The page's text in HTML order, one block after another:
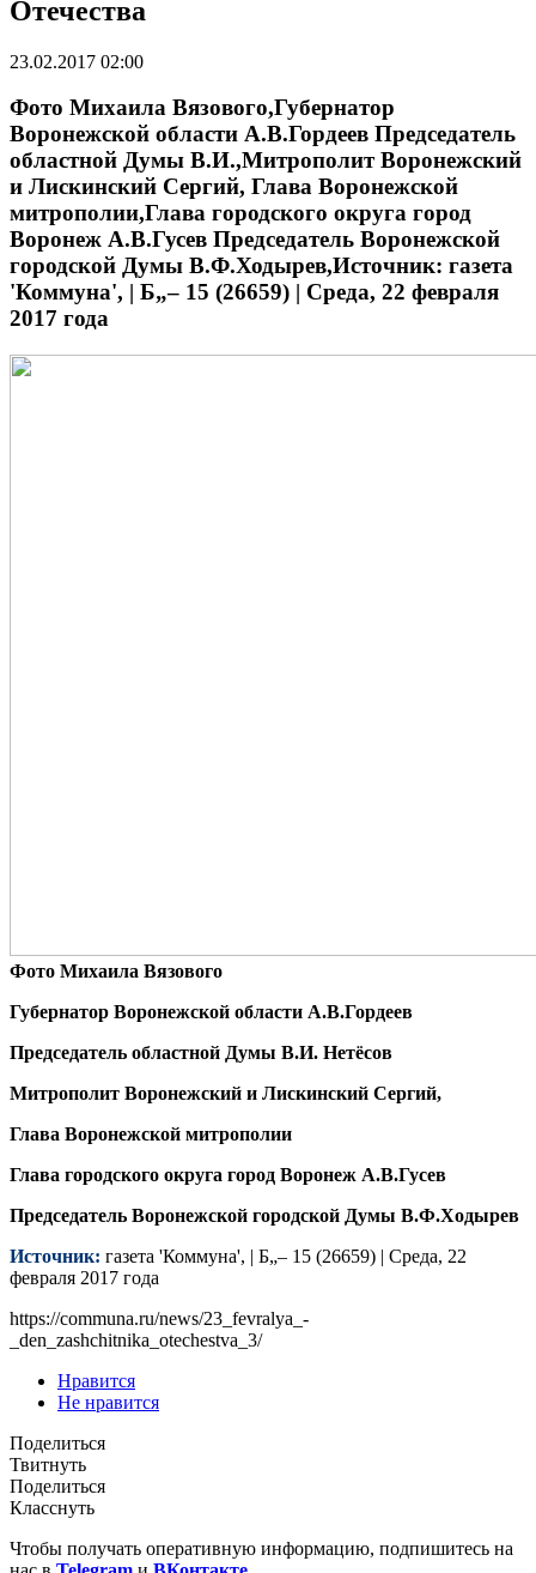
Отечества
23.02.2017 02:00
Фото Михаила Вязового,Губернатор
Воронежской области А.В.Гордеев Председатель
областной Думы В.И.,Митрополит Воронежский
и Лискинский Сергий, Глава Воронежской
митрополии,Глава городского округа город
Воронеж А.В.Гусев Председатель Воронежской
городской Думы В.Ф.Ходырев,Источник: газета
'Коммуна', | Б„– 15 (26659) | Среда, 22 февраля
2017 года
Фото Михаила Вязового
Губернатор Воронежской области А.В.Гордеев
Председатель областной Думы В.И. Нетёсов
Митрополит Воронежский и Лискинский Сергий,
Глава Воронежской митрополии
Глава городского округа город Воронеж А.В.Гусев
Председатель Воронежской городской Думы В.Ф.Ходырев
Источник: газета 'Коммуна', | Б„– 15 (26659) | Среда, 22
февраля 2017 года
https://communa.ru/news/23_fevralya_-
_den_zashchitnika_otechestva_3/
Нравится
Не нравится
Поделиться
Твитнуть
Поделиться
Класснуть
Чтобы получать оперативную информацию, подпишитесь на